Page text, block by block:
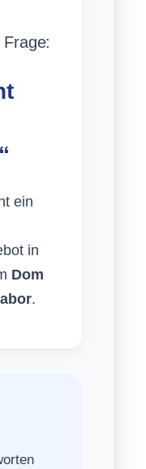
ein
in
Dom
.